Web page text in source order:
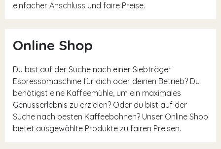
einfacher Anschluss und faire Preise.
Online Shop
Du bist auf der Suche nach einer Siebträger
Espressomaschine für dich oder deinen Betrieb? Du
benötigst eine Kaffeemühle, um ein maximales
Genusserlebnis zu erzielen? Oder du bist auf der
Suche nach besten Kaffeebohnen? Unser Online Shop
bietet ausgewählte Produkte zu fairen Preisen.